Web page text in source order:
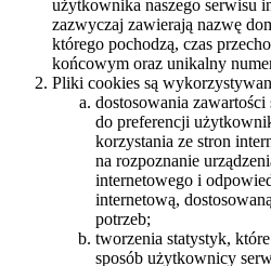
użytkownika naszego serwisu
zazwyczaj zawierają nazwę
którego pochodzą, czas
końcowym oraz unikalny
Pliki cookies są
dostosowania
do preferencji
korzystania ze stron
na rozpoznanie
internetowego i
internetową,
potrzeb;
tworzenia statystyk,
sposób użytkownicy